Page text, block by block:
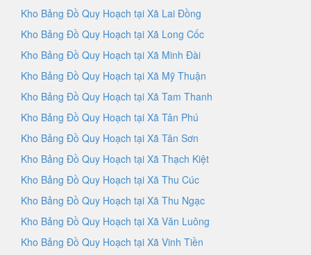
Kho Bảng Đồ Quy Hoạch tại Xã Lai Đồng
Kho Bảng Đồ Quy Hoạch tại Xã Long Cốc
Kho Bảng Đồ Quy Hoạch tại Xã Minh Đài
Kho Bảng Đồ Quy Hoạch tại Xã Mỹ Thuận
Kho Bảng Đồ Quy Hoạch tại Xã Tam Thanh
Kho Bảng Đồ Quy Hoạch tại Xã Tân Phú
Kho Bảng Đồ Quy Hoạch tại Xã Tân Sơn
Kho Bảng Đồ Quy Hoạch tại Xã Thạch Kiệt
Kho Bảng Đồ Quy Hoạch tại Xã Thu Cúc
Kho Bảng Đồ Quy Hoạch tại Xã Thu Ngạc
Kho Bảng Đồ Quy Hoạch tại Xã Văn Luông
Kho Bảng Đồ Quy Hoạch tại Xã Vinh Tiền